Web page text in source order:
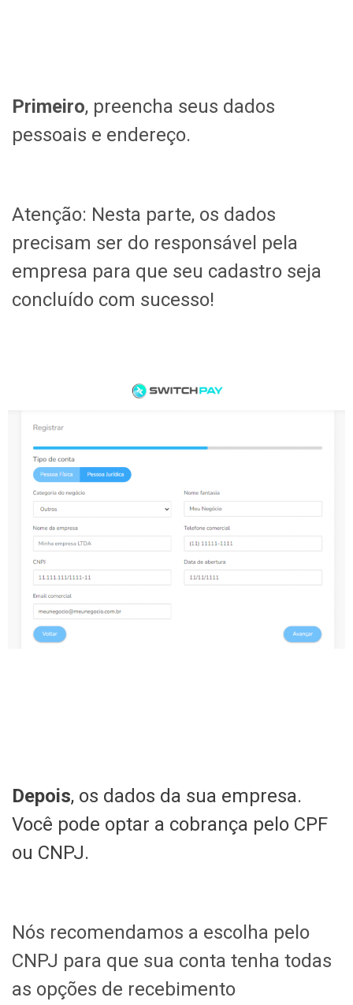
Primeiro, preencha seus dados
pessoais e endereço.
Atenção: Nesta parte, os dados
precisam ser do responsável pela
empresa para que seu cadastro seja
concluído com sucesso!
Depois, os dados da sua empresa.
Você pode optar a cobrança pelo CPF
ou CNPJ.
Nós recomendamos a escolha pelo
CNPJ para que sua conta tenha todas
as opções de recebimento